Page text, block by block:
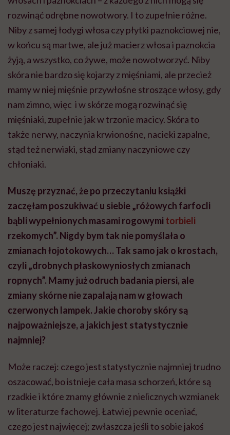
rozwinąć odrębne nowotwory. I to zupełnie różne.
Niby z samej łodygi włosa czy płytki paznokciowej nie,
w końcu są martwe, ale już macierz włosa i paznokcia
żyją, a wszystko, co żywe, może nowotworzyć. Niby
skóra nie bardzo się kojarzy z mięśniami, ale przecież
mamy w niej mięśnie przywłośne stroszące włosy, gdy
nam zimno, więc i w skórze mogą rozwinąć się
mięśniaki, zupełnie jak w trzonie macicy. Skóra to
także nerwy, naczynia krwionośne, nacieki zapalne,
stąd też nerwiaki, stąd zmiany naczyniowe czy
chłoniaki.
Muszę przyznać, że po przeczytaniu książki
zaczęłam poszukiwać u siebie „różowych farfocli
bąbli wypełnionych masami rogowymi torbieli
rzekomych”. Nigdy bym tak nie pomyślała o
zmianach łojotokowych… Tak samo jak o krostach,
czyli „drobnych płaskowyniosłych zmianach
ropnych”. Mamy już odruch badania piersi, ale
zmiany skórne nie zapalają nam w głowach
czerwonych lampek. Jakie choroby skóry są
najpoważniejsze, a jakich jest statystycznie
najmniej?
Może raczej: czego jest statystycznie najmniej trudno
oszacować, bo istnieje cała masa schorzeń, które są
rzadkie i które znamy głównie z nielicznych wzmianek
w literaturze fachowej. Łatwiej pewnie oceniać,
czego jest najwięcej; zwłaszcza jeśli to sobie jakoś